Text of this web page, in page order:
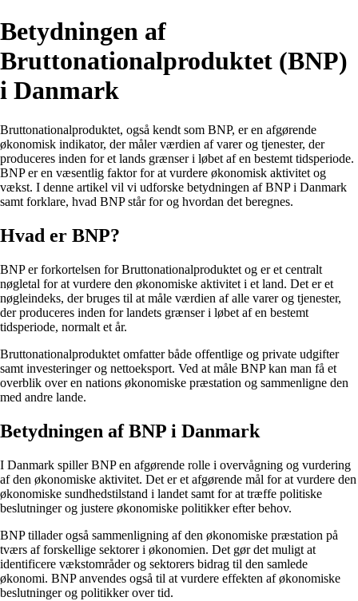
Betydningen af
Bruttonationalproduktet (BNP)
i Danmark
Bruttonationalproduktet, også kendt som BNP, er en afgørende
økonomisk indikator, der måler værdien af varer og tjenester, der
produceres inden for et lands grænser i løbet af en bestemt tidsperiode.
BNP er en væsentlig faktor for at vurdere økonomisk aktivitet og
vækst. I denne artikel vil vi udforske betydningen af BNP i Danmark
samt forklare, hvad BNP står for og hvordan det beregnes.
Hvad er BNP?
BNP er forkortelsen for Bruttonationalproduktet og er et centralt
nøgletal for at vurdere den økonomiske aktivitet i et land. Det er et
nøgleindeks, der bruges til at måle værdien af alle varer og tjenester,
der produceres inden for landets grænser i løbet af en bestemt
tidsperiode, normalt et år.
Bruttonationalproduktet omfatter både offentlige og private udgifter
samt investeringer og nettoeksport. Ved at måle BNP kan man få et
overblik over en nations økonomiske præstation og sammenligne den
med andre lande.
Betydningen af BNP i Danmark
I Danmark spiller BNP en afgørende rolle i overvågning og vurdering
af den økonomiske aktivitet. Det er et afgørende mål for at vurdere den
økonomiske sundhedstilstand i landet samt for at træffe politiske
beslutninger og justere økonomiske politikker efter behov.
BNP tillader også sammenligning af den økonomiske præstation på
tværs af forskellige sektorer i økonomien. Det gør det muligt at
identificere vækstområder og sektorers bidrag til den samlede
økonomi. BNP anvendes også til at vurdere effekten af økonomiske
beslutninger og politikker over tid.